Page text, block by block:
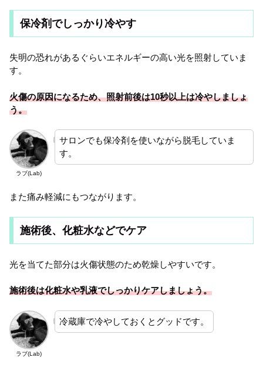
保冷剤でしっかり冷やす
失明の恐れがあるぐらいエネルギーの高い光を照射していま
す。
火傷の原因になるため、照射前後は10秒以上は冷やしましょ
う。
ラブ(Lab)
サロンでも保冷剤を使いながら脱毛していま
す。
また痛み軽減にもつながります。
施術後、化粧水などでケア
光を当てた部分は火傷状態のため乾燥しやすいです。
施術後は化粧水や乳液でしっかりケアしましょう。
ラブ(Lab)
冷蔵庫で冷やしておくとグッドです。